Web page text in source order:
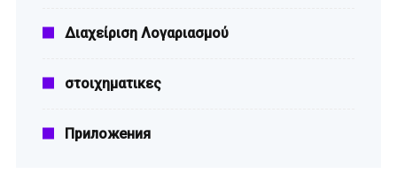
Διαχείριση Λογαριασμού
στοιχηματικες
Приложения